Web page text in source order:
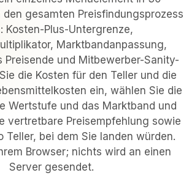
& Bistros
Lieferservice
Küchen
gesamten Preisfindungsprozess
Kosten-Plus-Untergrenze,
Marktbandanpassung,
Preisende und Mitbewerber-Sanity-
die Kosten für den Teller und die
ein, wählen Sie die
Wertstufe und das Marktband und
vertretbare Preisempfehlung sowie
Teller, bei dem Sie landen würden.
Browser; nichts wird an einen
Server gesendet.